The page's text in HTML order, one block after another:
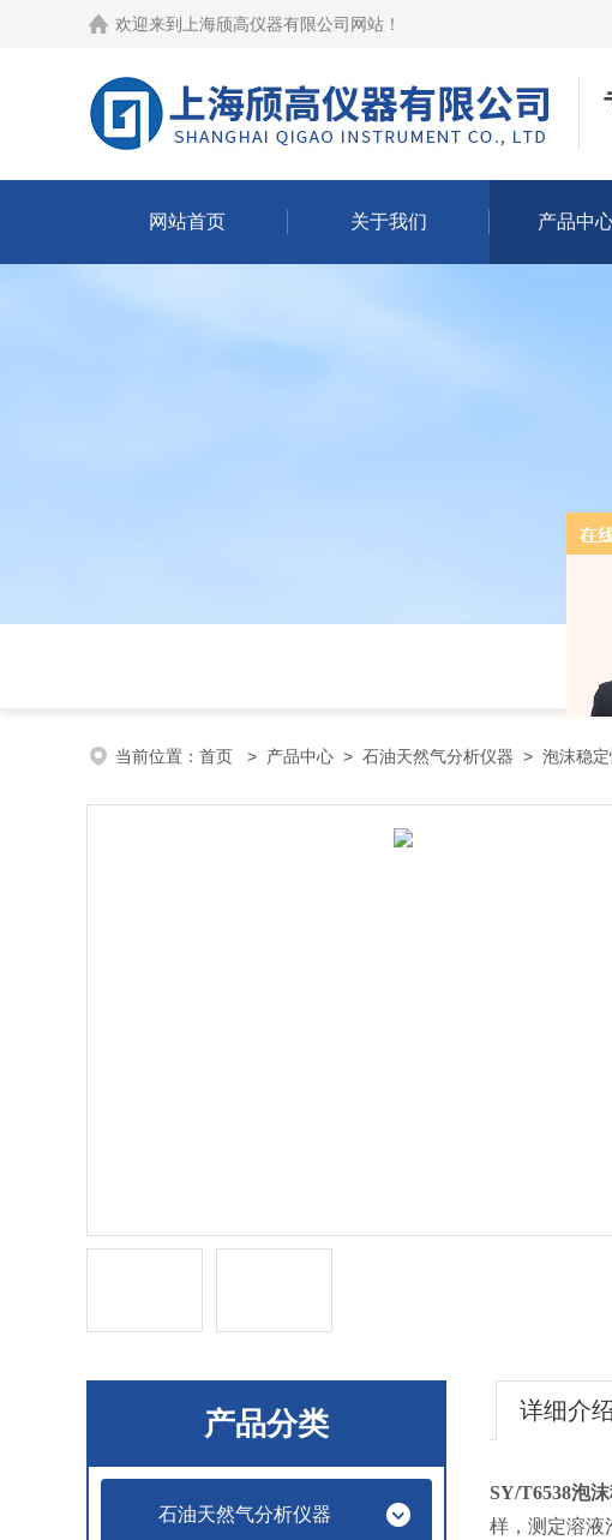
欢迎来到 上海颀高仪器有限公司网站 ！
网站首页 关于我们 产品中
当前位置： 首页 > 产品中心 > 石油天然气分析仪器 > 泡沫稳
产品分类
石油天然气分析仪器
详细介
SY/T6538泡
样，测定溶液